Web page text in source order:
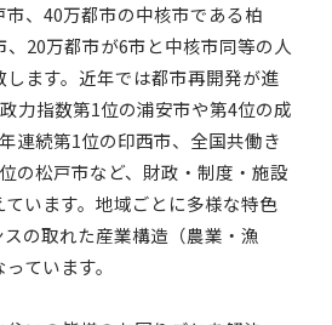
、40万都市の中核市である柏
20万都市が6市と中核市同等の人
ます。近年では都市再開発が進
力指数第1位の浦安市や第4位の成
連続第1位の印西市、全国共働き
の松戸市など、財政・制度・施設
います。地域ごとに多様な特色
の取れた産業構造（農業・漁
ています。